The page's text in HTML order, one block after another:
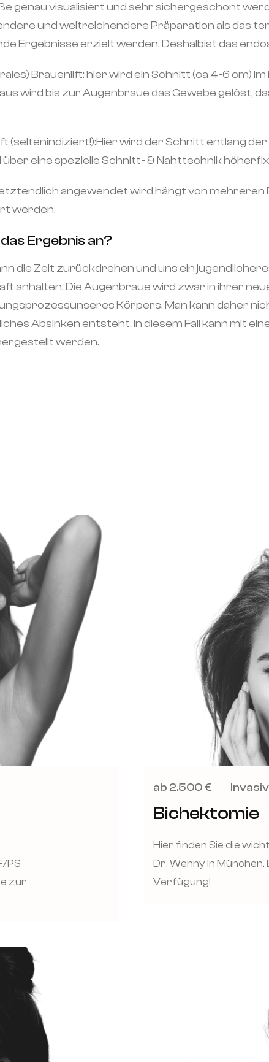
genau visualisiert und sehr sichergeschont
und weitreichendere Präparation als das
Ergebnisse erzielt werden. Deshalbist das
Brauenlift: hier wird ein Schnitt (ca 4-6 cm)
wird bis zur Augenbraue das Gewebe gelöst,
(seltenindiziert!):Hier wird der Schnitt entlang
eine spezielle Schnitt- & Nahttechnik
angewendet wird hängt von mehreren
werden.
Ergebnis an?
die Zeit zurückdrehen und uns ein
anhalten. Die Augenbraue wird zwar in ihrer
Körpers. Man kann daher
Absinken entsteht. In diesem Fall kann mit
werden.
PS
zur
ab 2.500 € Invasiv
Bichektomie
Hier finden Sie die
Dr. Wenny in
Verfügung!